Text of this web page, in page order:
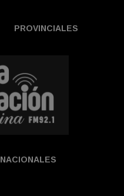
PROVINCIALES
NACIONALES